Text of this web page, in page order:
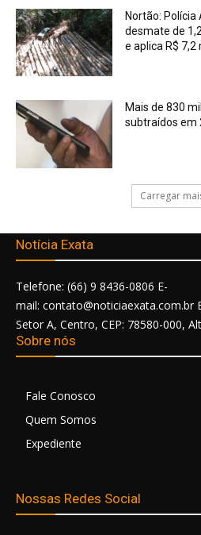
Nortão:
desmate de
e aplica R$
Mais de 830
subtraídos em
Carregar
Notícia Exata
Telefone: (66) 9 8436-0806 E-
mail: contato@noticiaexata.com.br
Setor A, Centro, CEP: 78580-000,
Sobre nós
Fale Conosco
Quem Somos
Expediente
Nossas Redes Social